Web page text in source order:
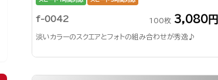
f-0042 100枚 3,080円
淡いカラーのスクエアとフォトの組み合わせが秀逸♪